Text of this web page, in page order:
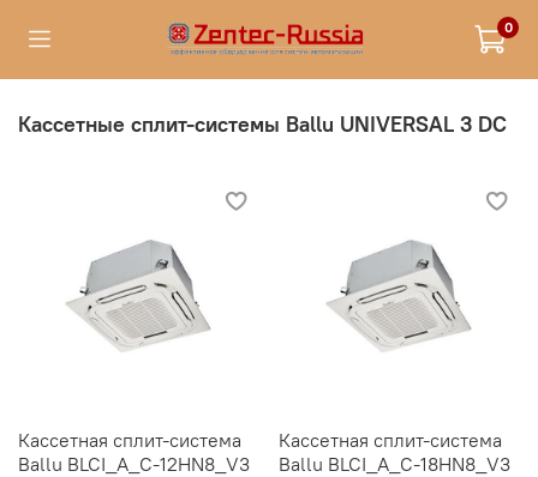
0
Кассетные сплит-системы Ballu UNIVERSAL 3 DC
Кассетная сплит-система
Ballu BLCI_A_C-12HN8_V3
Кассетная сплит-система
Ballu BLCI_A_C-18HN8_V3